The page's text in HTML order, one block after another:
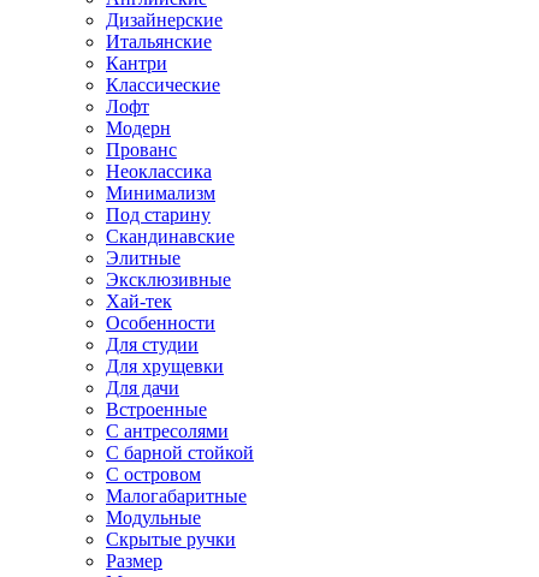
Дизайнерские
Итальянские
Кантри
Классические
Лофт
Модерн
Прованс
Неоклассика
Минимализм
Под старину
Скандинавские
Элитные
Эксклюзивные
Хай-тек
Особенности
Для студии
Для хрущевки
Для дачи
Встроенные
С антресолями
С барной стойкой
С островом
Малогабаритные
Модульные
Скрытые ручки
Размер